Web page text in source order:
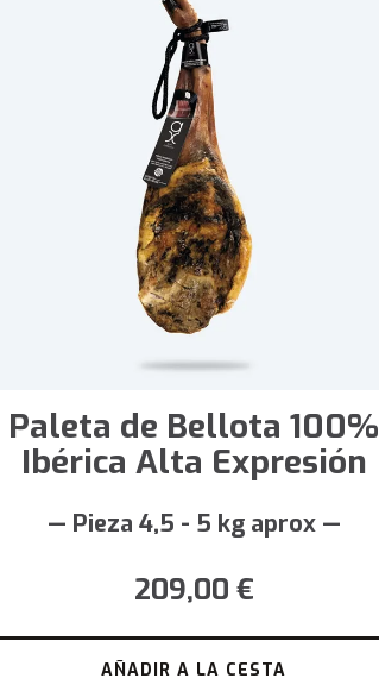
Paleta de Bellota 100%
Ibérica Alta Expresión
— Pieza 4,5 - 5 kg aprox —
209,00 €
AÑADIR A LA CESTA